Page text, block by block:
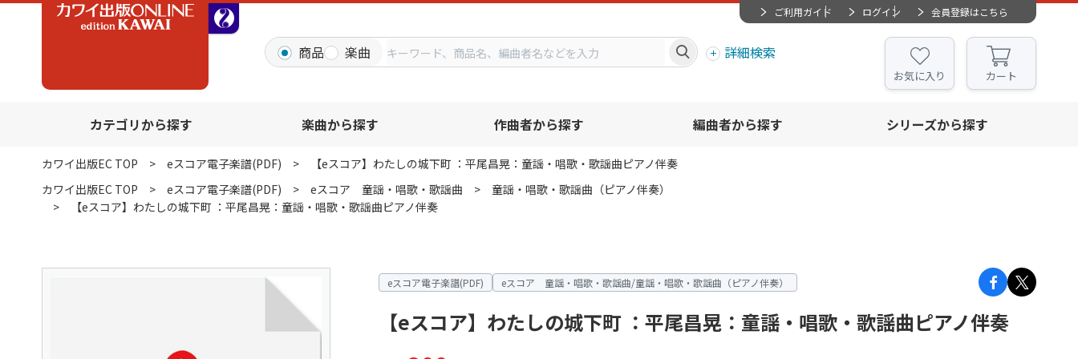
ご利用ガイド ログイン 会員登録はこちら
商品 楽曲 詳細検索
お気に入り カート
カテゴリから探す 楽曲から探す 作曲者から探す 編曲者から探す シリーズから探す
カワイ出版EC TOP eスコア電子楽譜(PDF)
【eスコア】わたしの城下町 ：平尾昌晃：童謡・唱歌・歌謡曲ピアノ伴奏
カワイ出版EC TOP
eスコア電子楽譜(PDF) eスコア 童謡・唱歌・歌謡曲
童謡・唱歌・歌謡曲（ピアノ伴奏）
【eスコア】わたしの城下町 ：平尾昌晃：童謡・唱歌・歌謡曲ピアノ伴奏
eスコア電子楽譜(PDF) eスコア 童謡・唱歌・歌謡曲/童謡・唱歌・歌謡曲（ピアノ伴奏）
【eスコア】わたしの城下町 ：平尾昌晃：童謡・唱歌・歌謡曲ピアノ伴奏